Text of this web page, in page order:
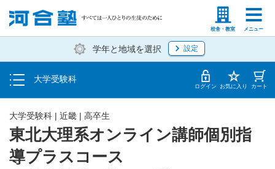
校舎・教室 メニュー
塾生の方 高等学校の先生
学年と地域を選択 設定
大学受験科
入塾説明会・個別相談
学費・入塾手続き方法
入塾から授業開始までのスケジュール ログイン お気に入り カート
東北大理系オンライン講師個別指
導プラスコース
大学受験科 | 近畿 | 高卒生